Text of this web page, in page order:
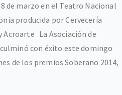
de marzo en el Teatro Nacional
producida por Cervecería
Acroarte La Asociación de
con éxito este domingo
de los premios Soberano 2014,